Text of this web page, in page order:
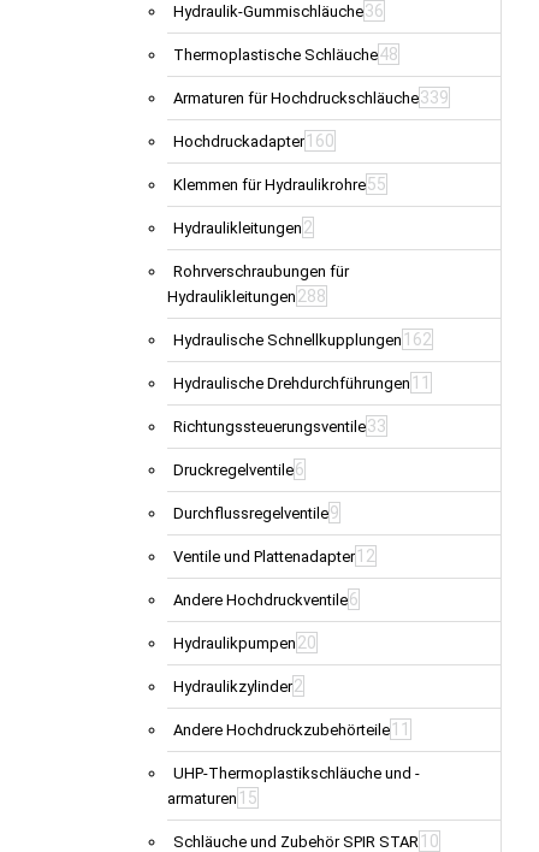
Hydraulik-Gummischläuche36
Thermoplastische Schläuche48
Armaturen für Hochdruckschläuche339
Hochdruckadapter 160
Klemmen für Hydraulikrohre55
Hydraulikleitungen 2
Rohrverschraubungen für
Hydraulikleitungen 288
Hydraulische Schnellkupplungen 162
Hydraulische Drehdurchführungen 11
Richtungssteuerungsventile33
Druckregelventile6
Durchflussregelventile9
Ventile und Plattenadapter 12
Andere Hochdruckventile6
Hydraulikpumpen 20
Hydraulikzylinder2
Andere Hochdruckzubehörteile 11
UHP-Thermoplastikschläuche und -
armaturen 15
Schläuche und Zubehör SPIR STAR 10